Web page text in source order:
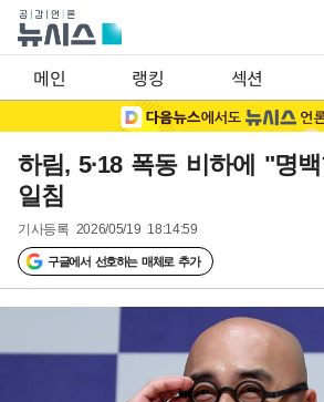
메인 랭킹 섹션
하림, 5·18 폭동 비하에 "명
일침
기사등록 2026/05/19 18:14:59
구글에서 선호하는 매체로 추가